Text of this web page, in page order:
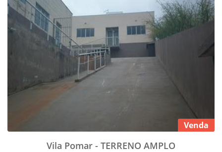
Venda
Vila Pomar - TERRENO AMPLO